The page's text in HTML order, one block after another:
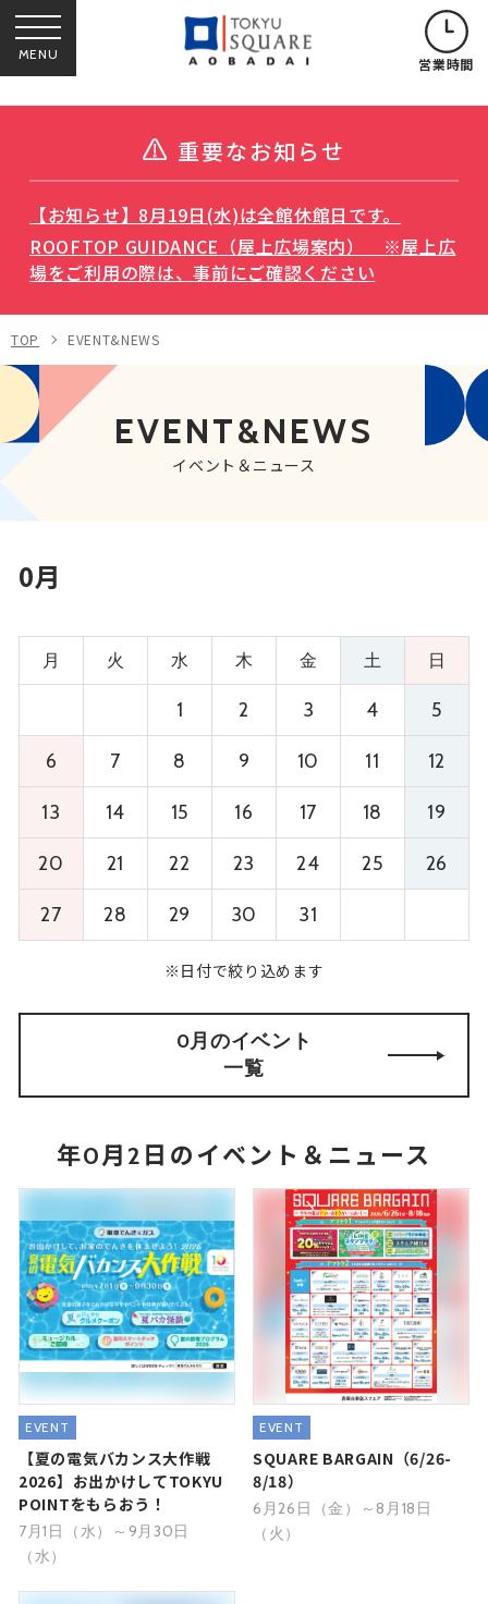
MENU 営業時間
重要なお知らせ
【お知らせ】8月19日(水)は全館休館日です。
ROOFTOP GUIDANCE（屋上広場案内） ※屋上広
場をご利用の際は、事前にご確認ください
TOP EVENT&NEWS
EVENT&NEWS
イベント＆ニュース
0月
月 火 水 木 金 土 日
1 2 3 4 5
6 7 8 9 10 11 12
13 14 15 16 17 18 19
20 21 22 23 24 25 26
27 28 29 30 31
※日付で絞り込めます
0月のイベント
一覧
年0月2日のイベント＆ニュース
EVENT
【夏の電気バカンス大作戦
2026】お出かけしてTOKYU
POINTをもらおう！
7月1日（水）～9月30日
（水）
EVENT
SQUARE BARGAIN（6/26-
8/18）
6月26日（金）～8月18日
（火）